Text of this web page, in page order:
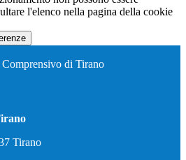
l'elenco nella pagina della cookie
di Tirano
Tirano